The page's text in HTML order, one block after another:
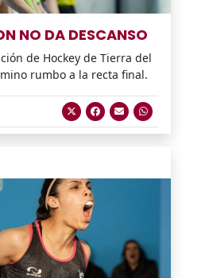
NO DA DESCANSO
de Hockey de Tierra del
rumbo a la recta final.